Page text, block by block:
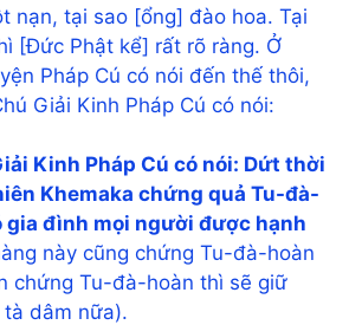
nạn, tại sao [ổng] đào hoa. Tại
[Đức Phật kể] rất rõ ràng. Ở
Pháp Cú có nói đến thế thôi,
Giải Kinh Pháp Cú có nói:
Kinh Pháp Cú có nói: Dứt thời
Khemaka chứng quả Tu-đà-
gia đình mọi người được hạnh
này cũng chứng Tu-đà-hoàn
chứng Tu-đà-hoàn thì sẽ giữ
dâm nữa).